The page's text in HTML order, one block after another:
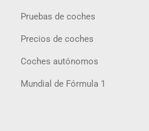
Pruebas de coches
Precios de coches
Coches autónomos
Mundial de Fórmula 1